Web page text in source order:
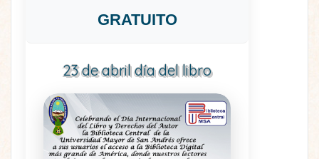
GRATUITO
23 de abril día del libro